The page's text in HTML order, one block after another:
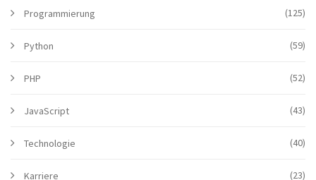
Programmierung (125)
Python (59)
PHP (52)
JavaScript (43)
Technologie (40)
Karriere (23)